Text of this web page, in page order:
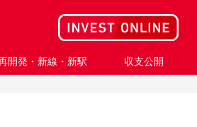
開発・新線・新駅 収支公開